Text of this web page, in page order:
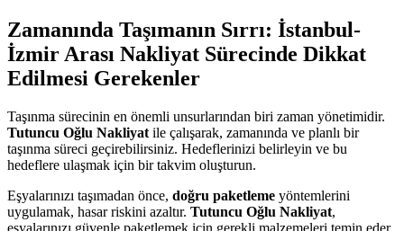
Zamanında Taşımanın Sırrı: İstanbul-
İzmir Arası Nakliyat Sürecinde Dikkat
Edilmesi Gerekenler
Taşınma sürecinin en önemli unsurlarından biri zaman yönetimidir.
Tutuncu Oğlu Nakliyat ile çalışarak, zamanında ve planlı bir
taşınma süreci geçirebilirsiniz. Hedeflerinizi belirleyin ve bu
hedeflere ulaşmak için bir takvim oluşturun.
Eşyalarınızı taşımadan önce, doğru paketleme yöntemlerini
uygulamak, hasar riskini azaltır. Tutuncu Oğlu Nakliyat,
eşyalarınızı güvenle paketlemek için gerekli malzemeleri temin eder.